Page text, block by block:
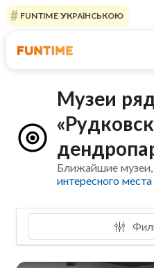
FUNTIME УКРАЇНСЬКОЮ
Музеи
Ближайшие
интересного